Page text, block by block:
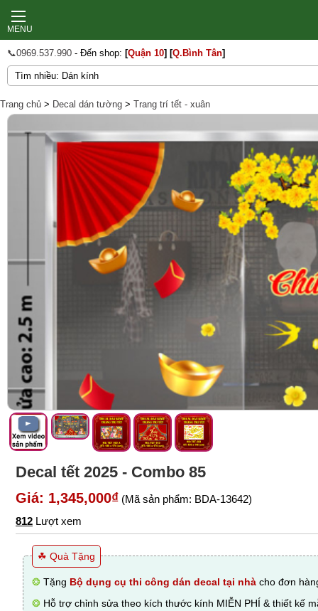
MENU
📞0969.537.990 - Đến shop: [Quận 10] [Q.Bình Tân]
Trang chủ > Decal dán tường > Trang trí tết - xuân
Decal tết 2025 - Combo 85
Giá: 1,345,000₫ (Mã sản phẩm: BDA-13642)
812 Lượt xem
☘ Quà Tặng
❂ Tặng Bộ dụng cụ thi công dán decal tại nhà cho đơn
❂ Hỗ trợ chỉnh sửa theo kích thước kính MIỄN PHÍ & thiết kế